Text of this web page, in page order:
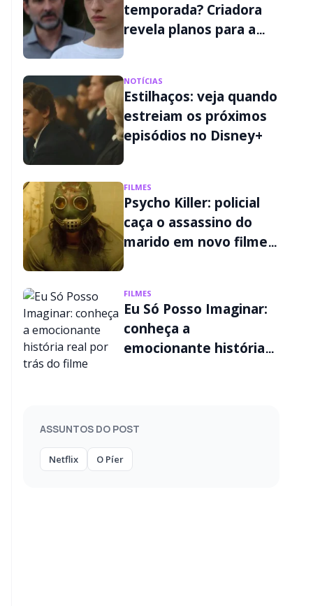
temporada? Criadora
revela planos para a
NOTÍCIAS
Estilhaços: veja quando
estreiam os próximos
episódios no Disney+
FILMES
Psycho Killer: policial
caça o assassino do
marido em novo filme
FILMES
Eu Só Posso Imaginar:
conheça a
emocionante história
ASSUNTOS DO POST
Netflix O Píer